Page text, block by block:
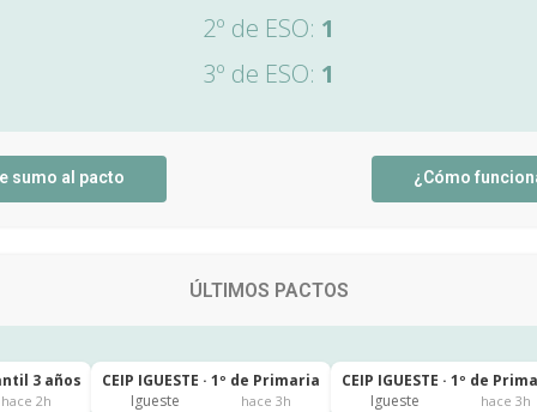
2º de ESO: 1
3º de ESO: 1
sumo al pacto ¿Cómo
ÚLTIMOS PACTOS
3 años
hace 2h
CEIP IGUESTE · 1º de Primaria
Igueste
hace 3h
CEIP IGUESTE · 1º de
Igueste
hace 3h